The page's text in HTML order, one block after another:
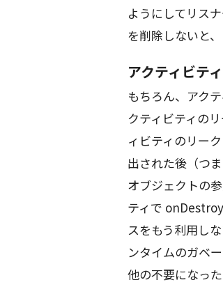
ようにしてリス
を削除しないと
アクティビテ
もちろん、アク
クティビティの
ィビティのリー
出された後（つ
オブジェクトの
ティで
スをもう利用し
ンタイムのガベ
他の不要になっ